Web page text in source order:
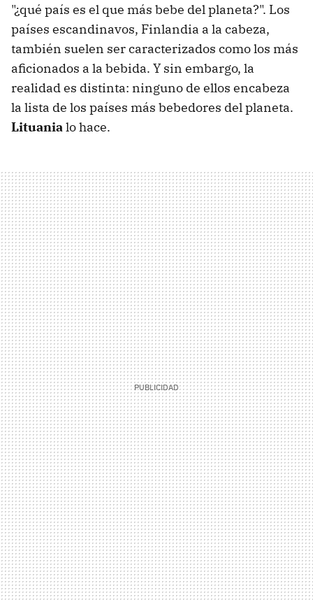
"¿qué país es el que más bebe del planeta?". Los
países escandinavos, Finlandia a la cabeza,
también suelen ser caracterizados como los más
aficionados a la bebida. Y sin embargo, la
realidad es distinta: ninguno de ellos encabeza
la lista de los países más bebedores del planeta.
Lituanialo hace.